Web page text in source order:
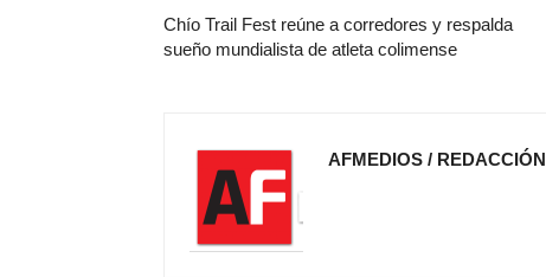
Chío Trail Fest reúne a corredores y respalda
sueño mundialista de atleta colimense
AFMEDIOS / REDACCIÓN